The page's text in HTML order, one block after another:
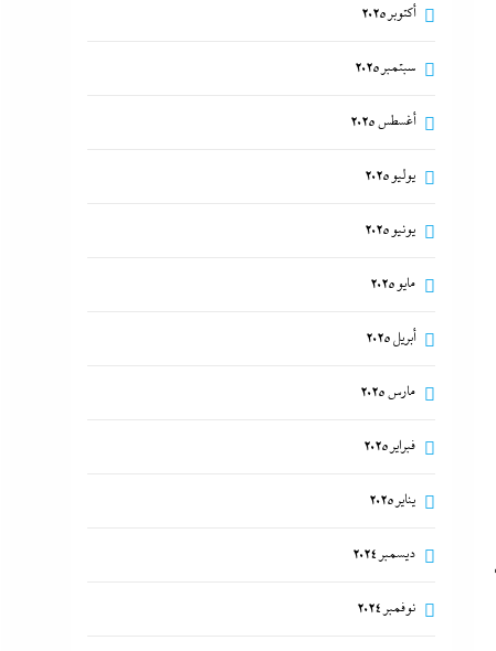
أكتوبر 2025
سبتمبر 2025
أغسطس 2025
يوليو 2025
يونيو 2025
مايو 2025
أبريل 2025
مارس 2025
فبراير 2025
يناير 2025
ديسمبر 2024
نوفمبر 2024